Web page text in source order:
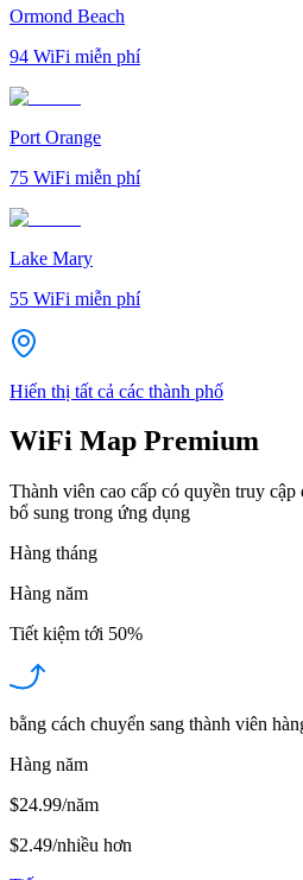
Ormond Beach
94 WiFi miễn phí
Port Orange
75 WiFi miễn phí
Lake Mary
55 WiFi miễn phí
Hiển thị tất cả các thành phố
WiFi Map Premium
Thành viên cao cấp có quyền truy
bổ sung trong ứng dụng
Hàng tháng
Hàng năm
Tiết kiệm tới 50%
bằng cách chuyển sang thành viên
Hàng năm
$24.99/năm
$2.49/nhiều hơn